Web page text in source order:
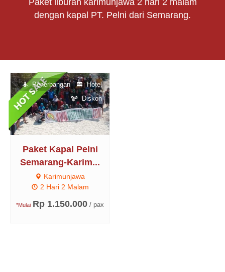
dengan kapal PT. Pelni dari Semarang.
Paket Kapal Pelni
Semarang-Karim...
Karimunjawa
2 Hari 2 Malam
*Mulai Rp 1.150.000 / pax
Penerbangan
Hotel
Diskon